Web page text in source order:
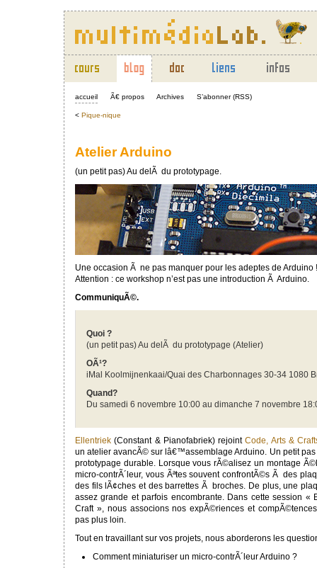
accueil Ã€ propos Archives S’abonner (RSS)
< Pique-nique
Atelier Arduino
(un petit pas) Au delÃ du prototypage.
Une occasion Ã ne pas manquer pour les adeptes de Arduino !
Attention : ce workshop n’est pas une introduction Ã Arduino.
CommuniquÃ©.
Quoi ?
(un petit pas) Au delÃ du prototypage (Atelier)
OÃ¹?
iMal Koolmijnenkaai/Quai des Charbonnages 30-34 1080
Quand?
Du samedi 6 novembre 10:00 au dimanche 7 novembre
Ellentriek (Constant & Pianofabriek) rejointCode, Arts &
un atelier avancÃ© sur lâ€™assemblage Arduino. Un petit
prototypage durable. Lorsque vous rÃ©alisez un montage
micro-contrÃ´leur, vous Ãªtes souvent confrontÃ©s Ã des
des fils lÃ¢ches et des barrettes Ã broches. De plus, une
assez grande et parfois encombrante. Dans cette session «
Craft », nous associons nos expÃ©riences et
pas plus loin.
Tout en travaillant sur vos projets, nous aborderons les
Comment miniaturiser un micro-contrÃ´leur Arduino ?